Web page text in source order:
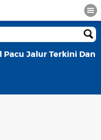
Jalur Terkini Dan